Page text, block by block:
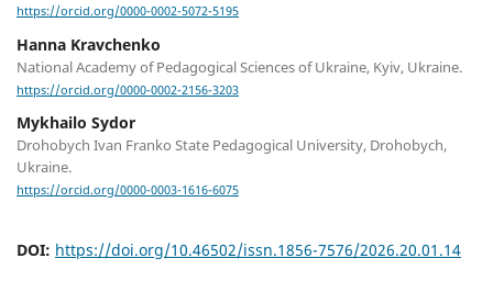
https://orcid.org/0000-0002-5072-5195
Hanna Kravchenko
National Academy of Pedagogical Sciences of Ukraine, Kyiv, Ukraine.
https://orcid.org/0000-0002-2156-3203
Mykhailo Sydor
Drohobych Ivan Franko State Pedagogical University, Drohobych,
Ukraine.
https://orcid.org/0000-0003-1616-6075
DOI: https://doi.org/10.46502/issn.1856-7576/2026.20.01.14